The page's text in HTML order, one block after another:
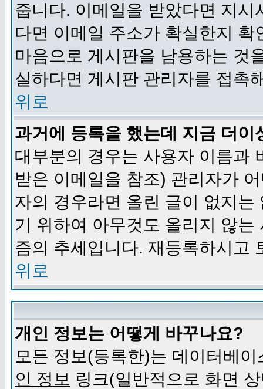
줍니다. 이메일을 받았다면 지
다면 이메일 주소가 확실한지
마음으로 게시판을 남용하는 것
실하다면 게시판 관리자를 접촉
위로
과거에 등록을 했는데 지금 더
대부분의 경우는 사용자 이름과
받은 이메일을 참조) 관리자가
자의 경우라면 올린 글이 없지
기 위하여 아무것도 올리지 않
즘의 추세입니다. 재등록하시고
위로
개인 정보는 어떻게 바꾸나요?
모든 정보(등록한)는 데이터베
인 정보 링크(일반적으로 화면